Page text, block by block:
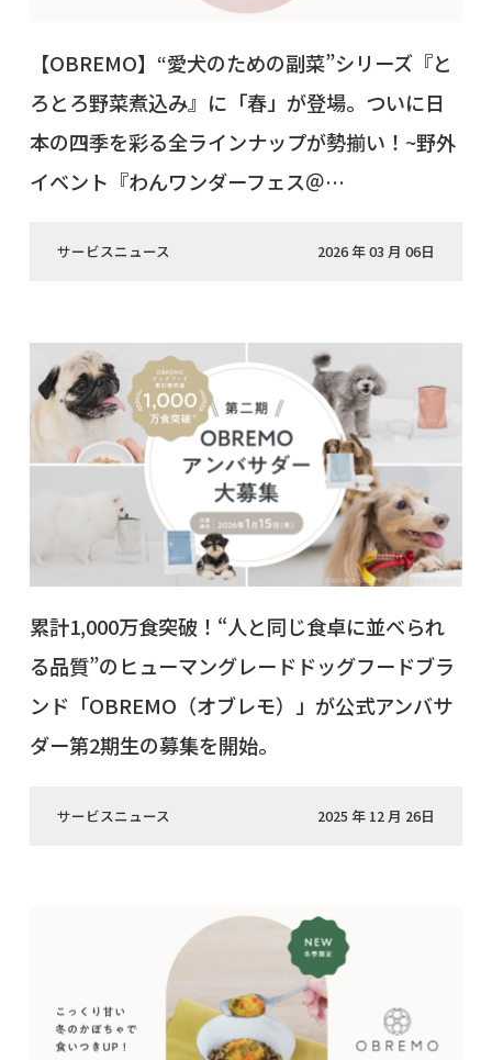
【OBREMO】“愛犬のための副菜”シリーズ『と
ろとろ野菜煮込み』に「春」が登場。ついに日
本の四季を彩る全ラインナップが勢揃い！~野外
イベント『わんワンダーフェス＠…
サービスニュース 2026 年 03 月 06日
累計1,000万食突破！“人と同じ食卓に並べられ
る品質”のヒューマングレードドッグフードブラ
ンド「OBREMO（オブレモ）」が公式アンバサ
ダー第2期生の募集を開始。
サービスニュース 2025 年 12 月 26日